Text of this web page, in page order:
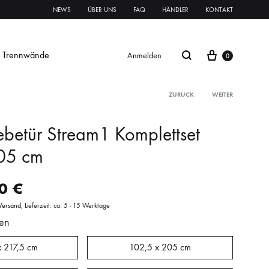
NEWS ÜBER UNS FAQ HÄNDLER KONTAKT
ESG Klares VSG
Trennwände Anmelden 0
ZURÜCK WEITER
Stream1 Komplettset
cm
€
Lieferzeit: ca. 5 - 15 Werktage
cm 102,5 x 205 cm